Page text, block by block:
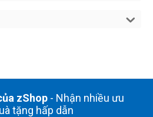
zShop- Nhận nhiều ưu
tặng hấp dẫn